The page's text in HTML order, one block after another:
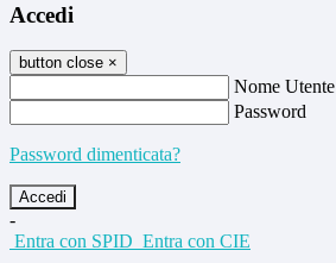
Accedi
button close ×
Nome Utente
Password
Password dimenticata?
-
Entra con SPID Entra con CIE